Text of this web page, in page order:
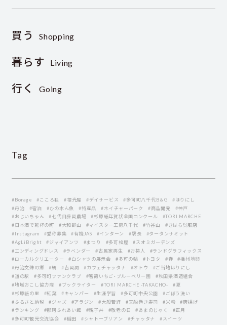
買う Shopping
暮らす Living
行く Going
Tag
#Borage #こころね #福光屋 #デイサービス #多可町八千代B＆G
#ほりにし
#丹治
#宿泊 #ひの木ん魚 #特産品 #ネイチャーパーク #商品開発
#神戸
#おじいちゃん
#七代目藤岡農場 #杉原紙年賀状全国コンクール
#TORI MARCHE
#日本酒で乾杯の町
#大和郡山 #マイスター工房八千代 #竹谷山
#きはら呉服店
#Instagram
#愛称募集 #有機JAS #インターン #駅長
#タータンサミット
#AgLiBright
#ジャイアンツ #まつり #多可桧屋
#スオミガーデンズ
#エンディングドレス
#ラベンダー #古民家再生 #お祷人
#ランドグラフィックス
#ローカルクリエーター
#白シャツの展示会 #多可の輪 #トヨタ #春
#播州地卵
#丹治文殊の郷
#紡 #吉岡潤 #カフェチャッタナ #オトウ
#ご当地ほりにし
#道の駅
#多可町ファンクラブ #箸荷いちご・ブルーベリー園
#秋田県酒造組合
#地域おこし協力隊
#ブックライター #TORI MARCHE -TAKACHO-
#夏
#杉原紙の里
#紅葉 #キャンパー #生涯学習 #多可町中央公園
#ごぼう洗い
#ふるさと納税
#ジャズ #アラジン #大般若経 #天船巻き寿司 #米粉
#唐揚げ
#ランキング
#那珂ふれあい館 #親子丼 #敬老の日 #あまのじゃく
#正月
#多可町観光交流協会
#稲田 #シャトーブリアン #チャッタナ
#スイーツ